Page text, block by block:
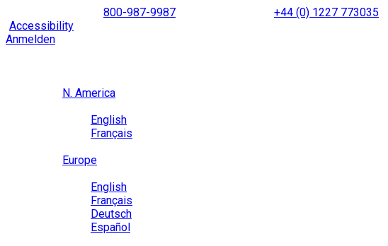
to
content
800-987-9987
+44 (0) 1227 773035
Accessibility
Anmelden
N. America
English
Français
Europe
English
Français
Deutsch
Español